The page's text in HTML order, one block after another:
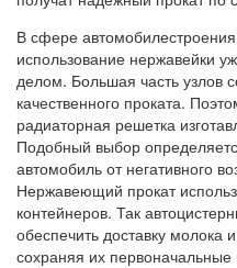
В сфере
использование нержавейки
делом. Большая часть узлов
качественного проката.
радиаторная решетка
Подобный выбор
автомобиль от негативного
Нержавеющий прокат
контейнеров. Так
обеспечить доставку молока
сохраняя их первоначальные